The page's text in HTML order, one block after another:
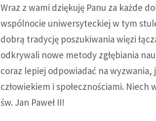
Wraz z wami dziękuję Panu za każde
wspólnocie uniwersyteckiej w tym
dobrą tradycję poszukiwania więzi
odkrywali nowe metody zgłębiania
coraz lepiej odpowiadać na wyzwania,
człowiekiem i społecznościami. Niech
św. Jan Paweł II!